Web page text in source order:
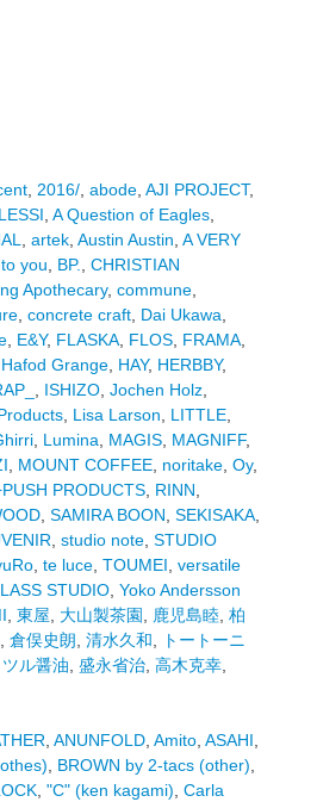
, 2016/, abode, AJI PROJECT,
A Question of Eagles,
artek, Austin Austin A VERY
you
BP.
CHRISTIAN
Apothecary, commune,
, concrete craft, Dai Ukawa
, E&Y, FLASKA, FLOS, FRAMA,
Hafod Grange, HAY, HERBBY,
ISHIZO, Jochen Holz,
, Lisa Larson LITTLE,
, Lumina MAGIS, MAGNIFF,
MOUNT COFFEE, noritake, Oy,
PRODUCTS, RINN
, SAMIRA BOON SEKISAKA,
studio note, STUDIO
, te luce, TOUMEI versatile
STUDIO, Yoko Andersson
東屋 大山製茶園 鹿児島睦, 柏
倉俣史朗 清水久和
トートーニ
ツル醤油 盛永省治, 高木克幸,
ANUNFOLD, Amito, ASAHI
BROWN by 2-tacs (other)
, "C" (ken kagami) Carla